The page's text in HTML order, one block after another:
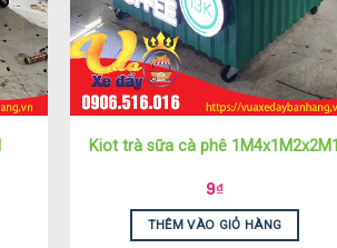
Kiot trà sữa cà phê 1M4x1M2x2M1
9₫
THÊM VÀO GIỎ HÀNG